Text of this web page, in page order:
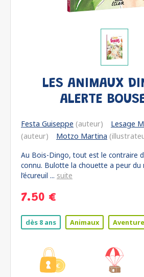
LES ANIMAUX
ALERTE
Festa Guiseppe (auteur)
Lesage
(auteur)
Motzo Martina
Au Bois-Dingo, tout est le contraire
connu. Bulotte la chouette a peur du
l’écureuil ... suite
7.50 €
dès 8 ans Animaux Aventure